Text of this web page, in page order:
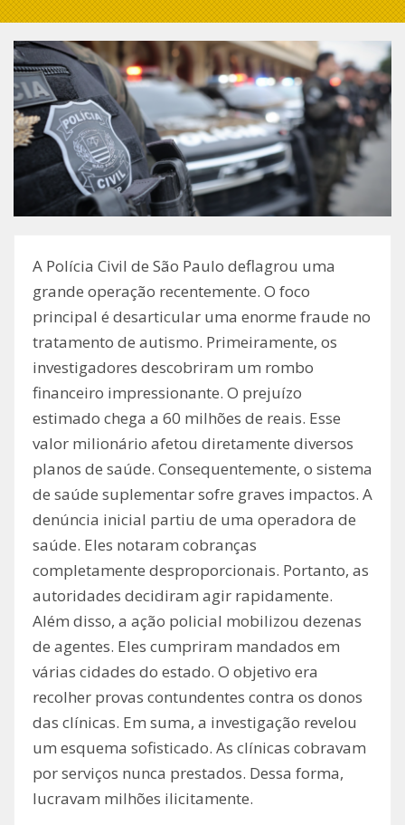
A Polícia Civil de São Paulo deflagrou uma
grande operação recentemente. O foco
principal é desarticular uma enorme fraude no
tratamento de autismo. Primeiramente, os
investigadores descobriram um rombo
financeiro impressionante. O prejuízo
estimado chega a 60 milhões de reais. Esse
valor milionário afetou diretamente diversos
planos de saúde. Consequentemente, o sistema
de saúde suplementar sofre graves impactos. A
denúncia inicial partiu de uma operadora de
saúde. Eles notaram cobranças
completamente desproporcionais. Portanto, as
autoridades decidiram agir rapidamente.
Além disso, a ação policial mobilizou dezenas
de agentes. Eles cumpriram mandados em
várias cidades do estado. O objetivo era
recolher provas contundentes contra os donos
das clínicas. Em suma, a investigação revelou
um esquema sofisticado. As clínicas cobravam
por serviços nunca prestados. Dessa forma,
lucravam milhões ilicitamente.